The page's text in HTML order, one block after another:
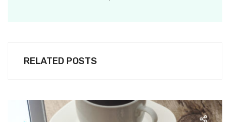
RELATED POSTS